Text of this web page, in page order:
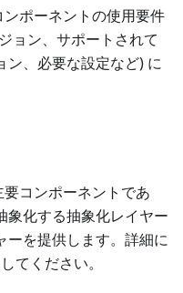
ポーネントの使用要件
ョン、サポートされて
ン、必要な設定など) に
コンポーネントであ
象化する抽象化レイヤー
ーを提供します。詳細に
てください。